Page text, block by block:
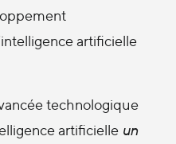
artificielle
technologique
artificielle un